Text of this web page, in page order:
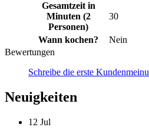
Gesamtzeit in
Minuten (2
Personen)
30
Wann kochen?
Nein
Bewertungen
Schreibe die erste
Neuigkeiten
12 Jul